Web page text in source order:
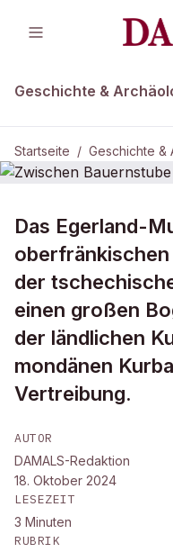
Geschichte &
Startseite / Geschichte &
Zwischen
Grandhotel
Das Egerland-
der
einen großen
der ländlichen
mondänen
Vertreibung.
AUTOR
DAMALS-Redaktion
18. Oktober 2024
LESEZEIT
3 Minuten
RUBRIK